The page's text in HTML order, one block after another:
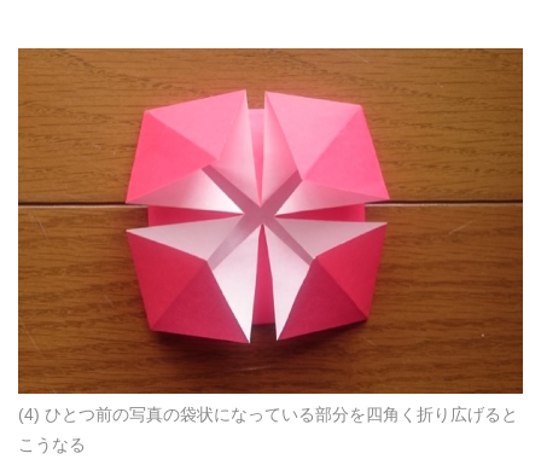
(4) ひとつ前の写真の袋状になっている部分を四角く折り広げると
こうなる